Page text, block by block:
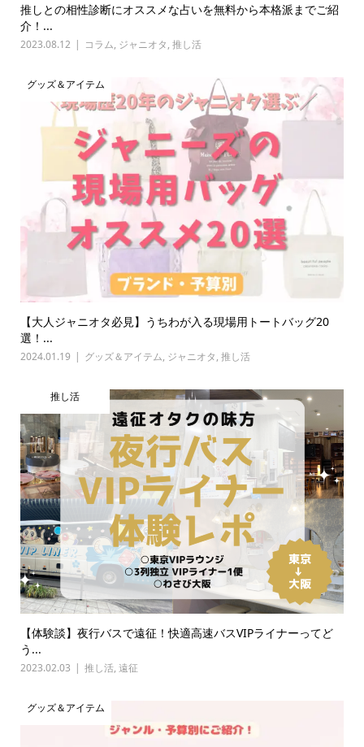
推しとの相性診断にオススメな占いを無料から本格派までご紹
介！...
2023.08.12 コラム, ジャニオタ, 推し活
グッズ＆アイテム
【大人ジャニオタ必見】うちわが入る現場用トートバッグ20
選！...
2024.01.19 グッズ＆アイテム, ジャニオタ, 推し活
推し活
【体験談】夜行バスで遠征！快適高速バスVIPライナーってど
う...
2023.02.03 推し活, 遠征
グッズ＆アイテム